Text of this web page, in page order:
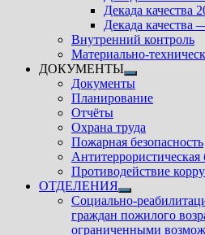
Декада качества
Декада качества
Внутренний контроль
Материально-
ДОКУМЕНТЫ
Показать
подменю
Документы
Планирование
Отчёты
Охрана труда
Пожарная безопасность
Антитеррористическая
Противодействие
ОТДЕЛЕНИЯ
Показать
подменю
Социально-
граждан пожилого
ограниченными